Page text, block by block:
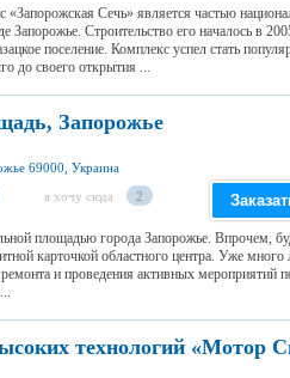
Сечь» является частью
Запорожье. Строительство его началось в
поселение. Комплекс успел стать
до своего открытия ...
Запорожье
69000, Украина
я хочу сюда 2
площадью города Запорожье. Впрочем,
карточкой областного центра. Уже много
и проведения активных мероприятий
технологий «Мотор